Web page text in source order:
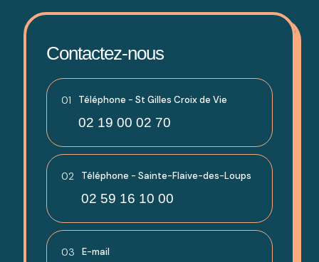
Contactez-nous
01 Téléphone - St Gilles Croix de Vie
02 19 00 02 70
02 Téléphone - Sainte-Flaive-des-Loups
02 59 16 10 00
03 E-mail